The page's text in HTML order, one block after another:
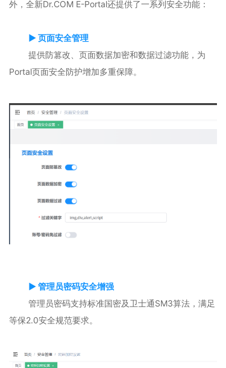
外，全新Dr.COM E-Portal还提供了一系列安全功能：
▶ 页面安全管理
提供防篡改、页面数据加密和数据过滤功能，为
Portal页面安全防护增加多重保障。
▶ 管理员密码安全增强
管理员密码支持标准国密及卫士通SM3算法，满足
等保2.0安全规范要求。